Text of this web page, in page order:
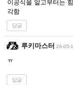
이공식을 알고부터는
각함
답글
루키마스터 26-05-
ㅠ
답글